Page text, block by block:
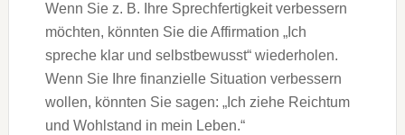
Wenn Sie z. B. Ihre Sprechfertigkeit verbessern
möchten, könnten Sie die Affirmation „Ich
spreche klar und selbstbewusst“ wiederholen.
Wenn Sie Ihre finanzielle Situation verbessern
wollen, könnten Sie sagen: „Ich ziehe Reichtum
und Wohlstand in mein Leben.“